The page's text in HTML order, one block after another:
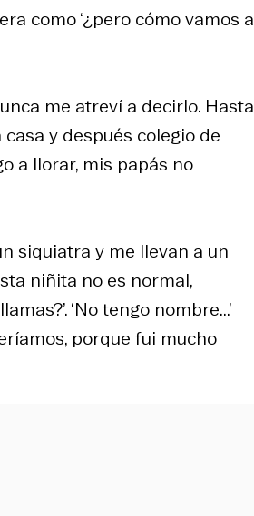
como ‘¿pero cómo vamos a
me atreví a decirlo. Hasta
y después colegio de
a llorar, mis papás no
siquiatra y me llevan a un
niñita no es normal,
‘No tengo nombre...’
porque fui mucho